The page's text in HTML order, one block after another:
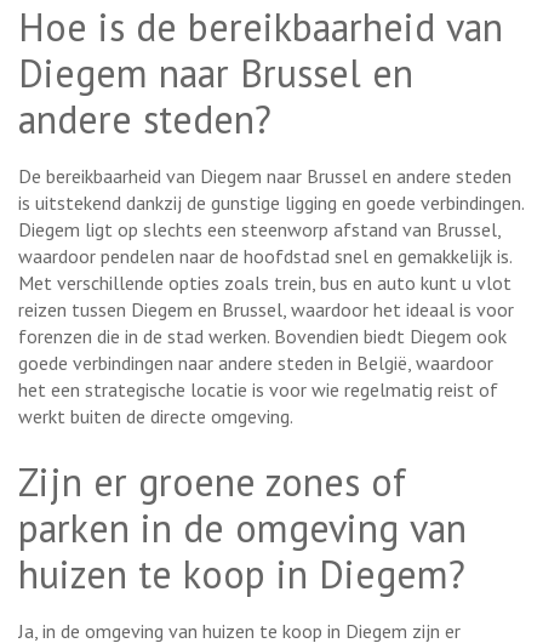
Hoe is de bereikbaarheid van
Diegem naar Brussel en
andere steden?
De bereikbaarheid van Diegem naar Brussel en andere steden
is uitstekend dankzij de gunstige ligging en goede verbindingen.
Diegem ligt op slechts een steenworp afstand van Brussel,
waardoor pendelen naar de hoofdstad snel en gemakkelijk is.
Met verschillende opties zoals trein, bus en auto kunt u vlot
reizen tussen Diegem en Brussel, waardoor het ideaal is voor
forenzen die in de stad werken. Bovendien biedt Diegem ook
goede verbindingen naar andere steden in België, waardoor
het een strategische locatie is voor wie regelmatig reist of
werkt buiten de directe omgeving.
Zijn er groene zones of
parken in de omgeving van
huizen te koop in Diegem?
Ja, in de omgeving van huizen te koop in Diegem zijn er